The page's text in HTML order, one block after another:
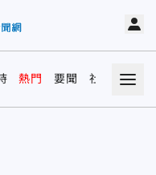
熱門 要聞 社會 娛樂